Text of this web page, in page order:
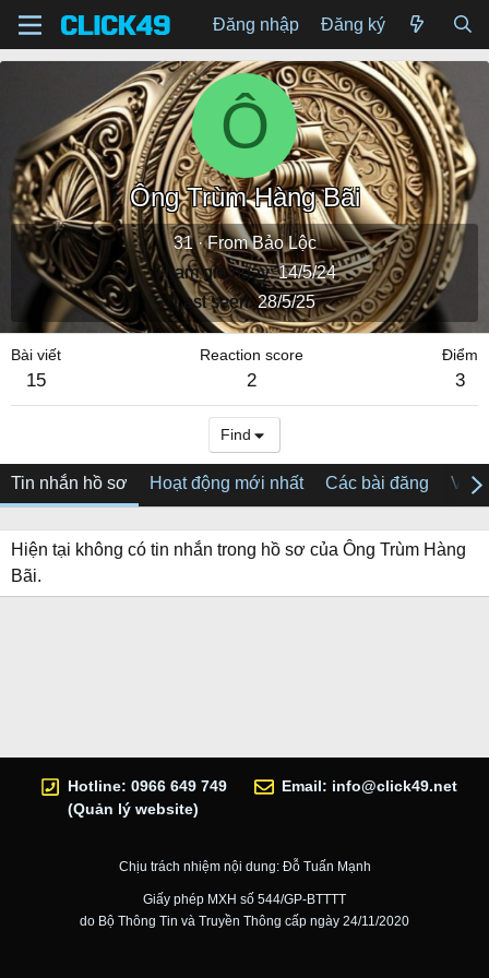
Đăng nhập Đăng ký
Ô
Ông Trùm Hàng Bãi
31·FromBảo Lộc
Tham gia ngày 14/5/24
Last seen 28/5/25
Bài viết
15
Reaction score
2
Điểm
3
Find
Tin nhắn hồ sơ Hoạt động mới nhất Các bài đăng Về
Hiện tại không có tin nhắn trong hồ sơ của Ông Trùm Hàng
Bãi.
Hotline: 0966 649 749
(Quản lý website)
Email: info@click49.net
Chịu trách nhiệm nội dung: Đỗ Tuấn Mạnh
Giấy phép MXH số 544/GP-BTTTT
do Bộ Thông Tin và Truyền Thông cấp ngày 24/11/2020